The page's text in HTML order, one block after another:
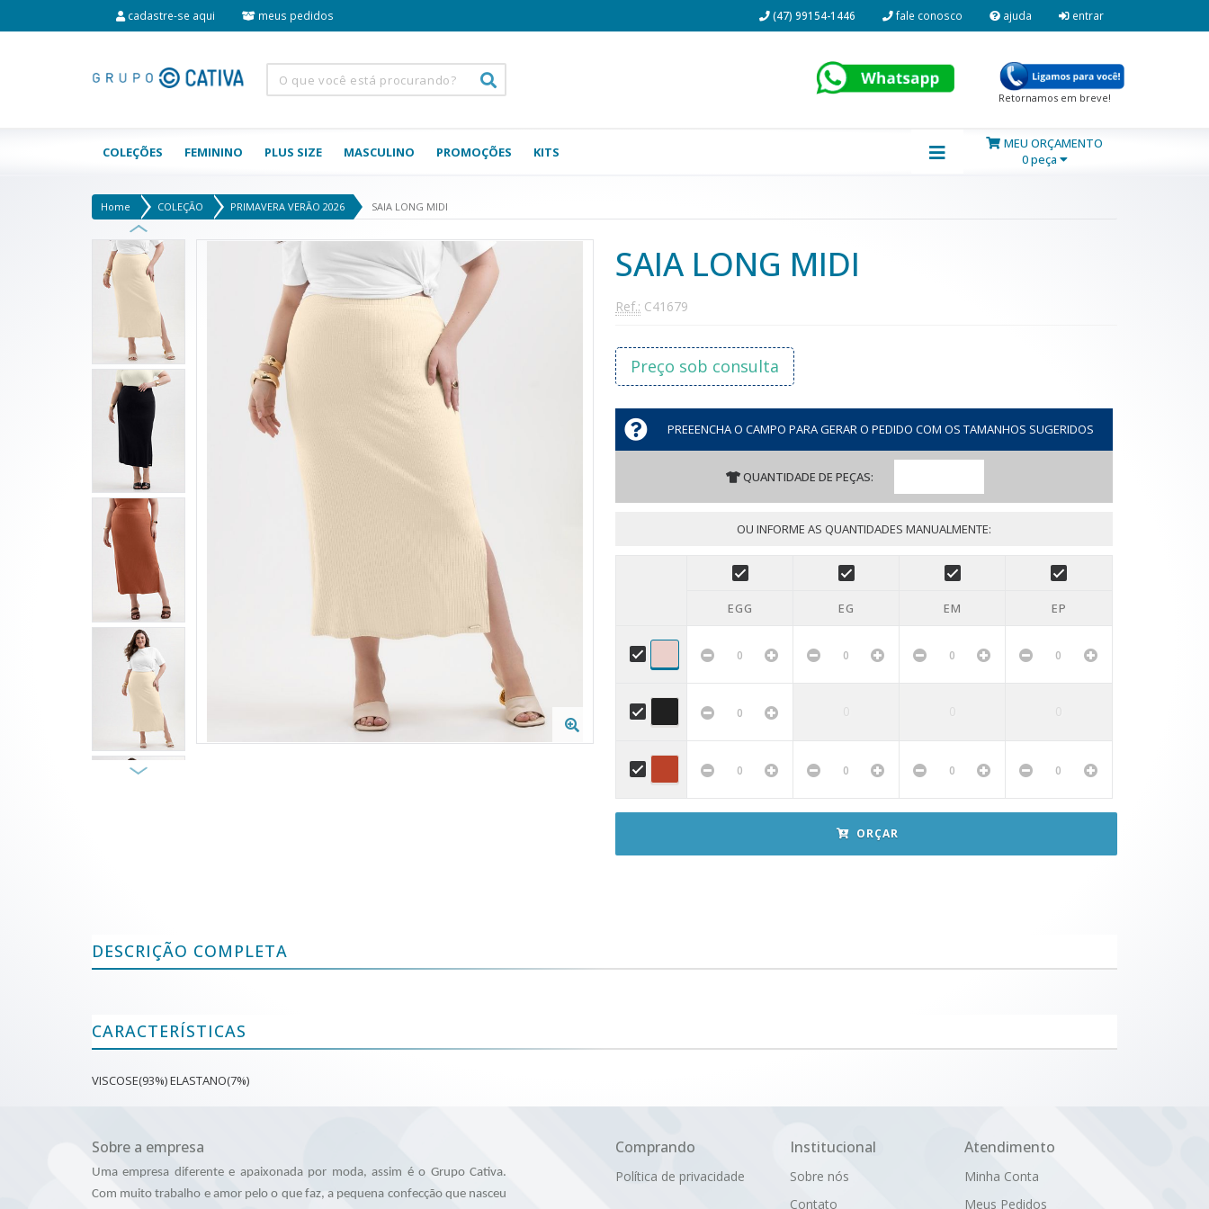
cadastre-se aqui meus pedidos (47) 99154-1446 fale conosco ajuda entrar
Retornamos em breve!
COLEÇÕES FEMININO PLUS SIZE MASCULINO PROMOÇÕES KITS
MEU ORÇAMENTO
0 peça
Home COLEÇÃO PRIMAVERA VERÃO 2026 SAIA LONG MIDI
SAIA LONG MIDI
Ref.: C41679
Preço sob consulta
PREEENCHA O CAMPO PARA GERAR O PEDIDO COM OS TAMANHOS SUGERIDOS
QUANTIDADE DE PEÇAS:
OU INFORME AS QUANTIDADES MANUALMENTE:
EGG EG EM EP
0 0 0
ORÇAR
DESCRIÇÃO COMPLETA
CARACTERÍSTICAS
VISCOSE(93%) ELASTANO(7%)
Sobre a empresa
Uma empresa diferente e apaixonada por moda, assim é o Grupo Cativa.
Com muito trabalho e amor pelo o que faz, a pequena confecção que nasceu
Comprando
Política de privacidade
Institucional
Sobre nós
Contato
Atendimento
Minha Conta
Meus Pedidos